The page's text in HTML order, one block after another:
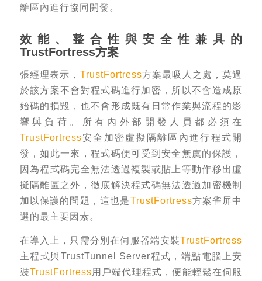
離區內進行協同開發。
效能、整合性與安全性兼具的
TrustFortress方案
張經理表示， TrustFortress方案最吸人之處，莫過
於該方案不會對程式碼進行加密，所以不會造成原
始碼的損毀，也不會形成既有日常作業與流程的影
響與負荷。所有內外部開發人員都必須在
TrustFortress安全加密虛擬隔離區內進行程式開
發，如此一來，程式碼便可受到安全無虞的保護，
因為程式碼完全無法透過複製或貼上等動作移出虛
擬隔離區之外，徹底解決程式碼無法透過加密機制
加以保護的問題，這也是TrustFortress方案雀屏中
選的最主要因素。
在導入上，只需分別在伺服器端安裝TrustFortress
主程式與TrustTunnel Server程式，端點電腦上安
裝TrustFortress用戶端代理程式，便能輕鬆在伺服